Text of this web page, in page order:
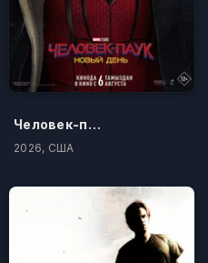
Человек-паук: Новый день
2026, США